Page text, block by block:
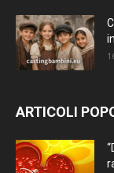
ARTICOLI